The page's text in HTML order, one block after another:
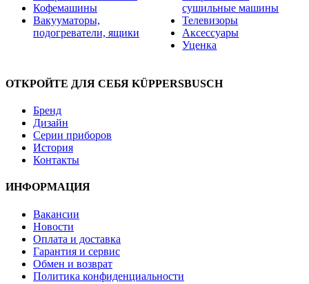
Кофемашины
Вакууматоры,
подогреватели, ящики
сушильные машины
Телевизоры
Аксессуары
Уценка
ОТКРОЙТЕ ДЛЯ СЕБЯ KÜPPERSBUSCH
Бренд
Дизайн
Серии приборов
История
Контакты
ИНФОРМАЦИЯ
Вакансии
Новости
Оплата и доставка
Гарантия и сервис
Обмен и возврат
Политика конфиденциальности